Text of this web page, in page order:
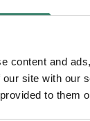
content and
site with our
to them
dig med